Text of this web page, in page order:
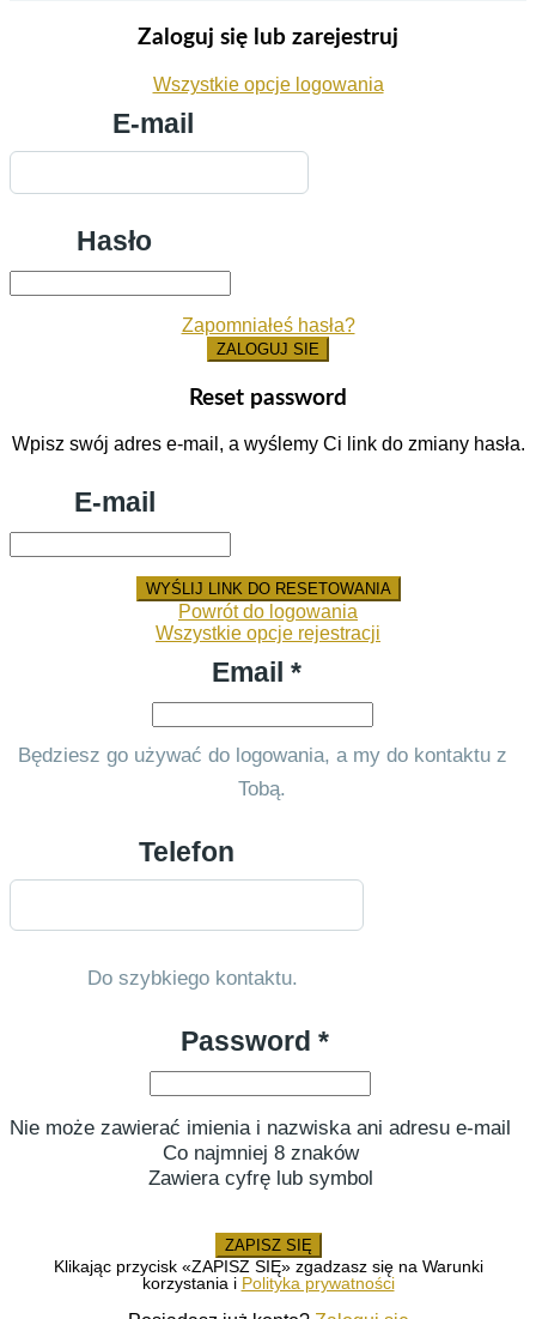
Zaloguj się lub zarejestruj
Wszystkie opcje logowania
E-mail
Hasło
Zapomniałeś hasła?
ZALOGUJ SIE
Reset password
Wpisz swój adres e-mail, a wyślemy Ci link do zmiany hasła.
E-mail
WYŚLIJ LINK DO RESETOWANIA
Powrót do logowania
Wszystkie opcje rejestracji
Email *
Będziesz go używać do logowania, a my do kontaktu z
Tobą.
Telefon
Do szybkiego kontaktu.
Password *
Nie może zawierać imienia i nazwiska ani adresu e-mail
Co najmniej 8 znaków
Zawiera cyfrę lub symbol
ZAPISZ SIĘ
Klikając przycisk «ZAPISZ SIĘ» zgadzasz się na Warunki
korzystania i Polityka prywatności